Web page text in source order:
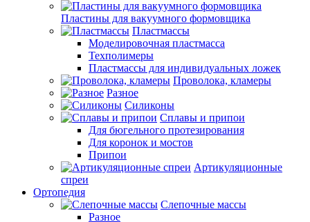
Пластины для вакуумного формовщика
Пластмассы
Моделировочная пластмасса
Техполимеры
Пластмассы для индивидуальных ложек
Проволока, кламеры
Разное
Силиконы
Сплавы и припои
Для бюгельного протезирования
Для коронок и мостов
Припои
Артикуляционные
спреи
Ортопедия
Слепочные массы
Разное